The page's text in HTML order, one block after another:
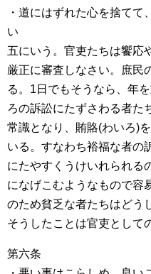
・道にはずれた心を捨てて
い
五にいう。官吏たちは饗応
厳正に審査しなさい。庶民
る。1日でもそうなら、年
ろの訴訟にたずさわる者た
常識となり、賄賂(わいろ)
いる。すなわち裕福な者の
にたやすくうけいれられる
になげこむようなもので容
のため貧乏な者たちはどう
そうしたことは官吏として
第六条